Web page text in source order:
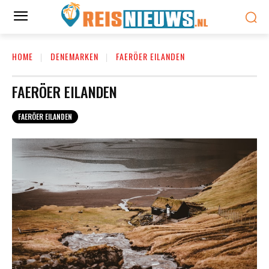
HOME DENEMARKEN FAERÖER EILANDEN
FAERÖER EILANDEN
FAERÖER EILANDEN